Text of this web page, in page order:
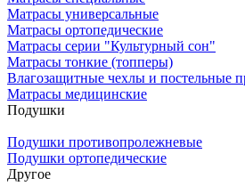
Матрасы универсальные
Матрасы ортопедические
Матрасы серии "Культурный сон"
Матрасы тонкие (топперы)
Влагозащитные чехлы и постельные
Матрасы медицинские
Подушки
Подушки противопролежневые
Подушки ортопедические
Другое